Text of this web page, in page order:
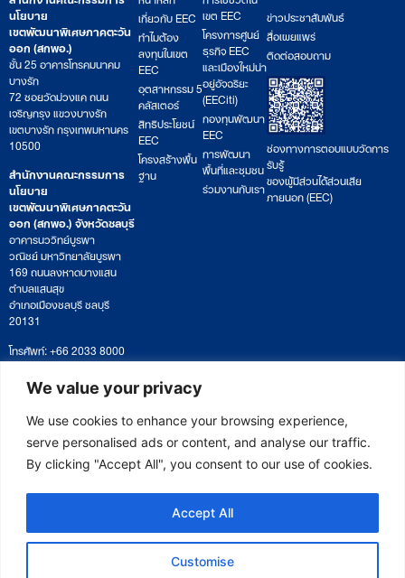
We value your privacy
We use cookies to enhance your browsing experience,
serve personalised ads or content, and analyse our traffic.
By clicking "Accept All", you consent to our use of cookies.
Customise
Accept All
นโยบาย
เขตพัฒนาพิเศษภาคตะวัน
ออก (สกพอ.)
ชั้น 25 อาคารโทรคมนาคม
บางรัก
72 ซอยวัดม่วงแค ถนน
เจริญกรุง แขวงบางรัก
เขตบางรัก กรุงเทพมหานคร
10500
สำนักงานคณะกรรมการ
นโยบาย
เขตพัฒนาพิเศษภาคตะวัน
ออก (สกพอ.) จังหวัดชลบุรี
อาคารนววิทย์บูรพา
วณิชย์ มหาวิทยาลัยบูรพา
169 ถนนลงหาดบางแสน
ตำบลแสนสุข
อำเภอเมืองชลบุรี ชลบุรี
20131
โทรศัพท์: +66 2033 8000
เวลาทำการ: จันทร์ – ศุกร์
09:00 – 17:00 น.
ติดตามหนังสือหรือยื่นเอกสาร
saraban@eeco.or.th
เกี่ยวกับ EEC
ทำไมต้อง
ลงทุนในเขต
EEC
อุตสาหกรรม 5
คลัสเตอร์
สิทธิประโยชน์
EEC
โครงสร้างพื้น
ฐาน
เขต EEC
โครงการศูนย์
ธุรกิจ EEC
และเมืองใหม่น่า
อยู่อัจฉริยะ
(EECiti)
กองทุนพัฒนา
EEC
การพัฒนา
พื้นที่และชุมชน
ร่วมงานกับเรา
ข่าวประชาสัมพันธ์
สื่อเผยแพร่
ติดต่อสอบถาม
ช่องทางการตอบแบบวัดการ
รับรู้
ของผู้มีส่วนได้ส่วนเสีย
ภายนอก (EEC)
Copyright © 2025 Eastern Economic Corridor Office (EECO)